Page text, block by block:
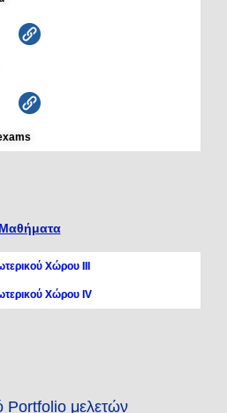
Μαθήματα
Χώρου ΙΙΙ
Χώρου ΙV
Portfolio μελετών